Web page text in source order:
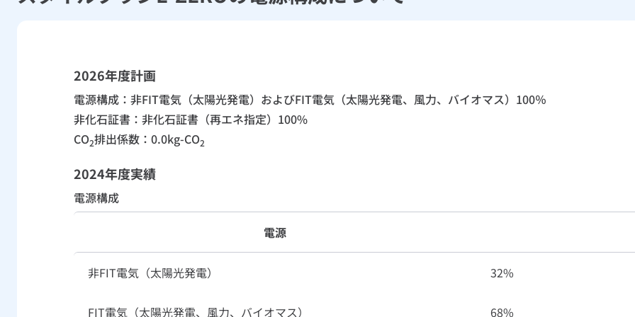
2026年度計画
電源構成：非FIT電気（太陽光発電）およびFIT電気（太陽光発電、風力、バイオマス）100％
非化石証書：非化石証書（再エネ指定）100%
CO2排出係数：0.0kg-CO2
2024年度実績
電源構成
電源
非FIT電気（太陽光発電） 32%
FIT電気（太陽光発電、風力、バイオマス） 68%